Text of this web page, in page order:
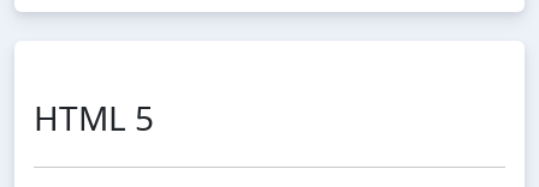
HTML 5